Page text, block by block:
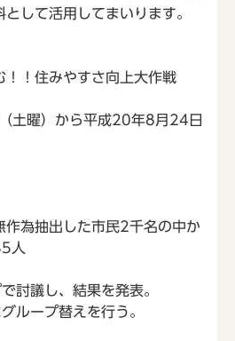
して活用してまいります。
！住みやすさ向上大作戦
土曜）から平成20年8月24日
為抽出した市民2千名の中か
人
討議し、結果を発表。
ループ替えを行う。